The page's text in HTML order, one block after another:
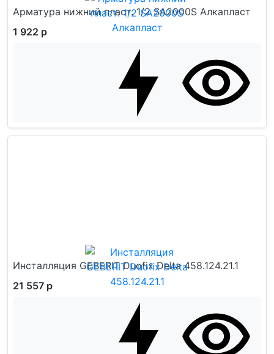
Арматура нижний пласт. 1/2 SA2000S Алкапласт
1 922 р
Инсталляция GEBERIT Duofix Delta 458.124.21.1
21 557 р